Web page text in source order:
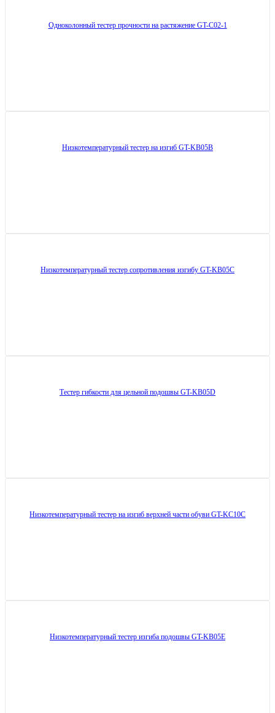
Одноколонный тестер прочности на растяжение GT-C02-1
Низкотемпературный тестер на изгиб GT-KB05B
Низкотемпературный тестер сопротивления изгибу GT-KB05C
Тестер гибкости для цельной подошвы GT-KB05D
Низкотемпературный тестер на изгиб верхней части обуви GT-KC10C
Низкотемпературный тестер изгиба подошвы GT-KB05E